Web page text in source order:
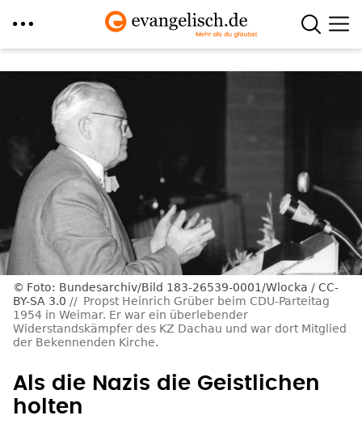
Foto: Bundesarchiv/Bild 183-26539-0001/Wlocka / CC-
BY-SA 3.0
Propst Heinrich Grüber beim CDU-Parteitag
1954 in Weimar. Er war ein überlebender
Widerstandskämpfer des KZ Dachau und war dort Mitglied
der Bekennenden Kirche.
Als die Nazis die Geistlichen
holten